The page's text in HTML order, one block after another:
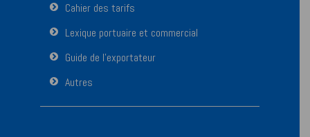
Cahier des tarifs
Lexique portuaire et commercial
Guide de l’exportateur
Autres